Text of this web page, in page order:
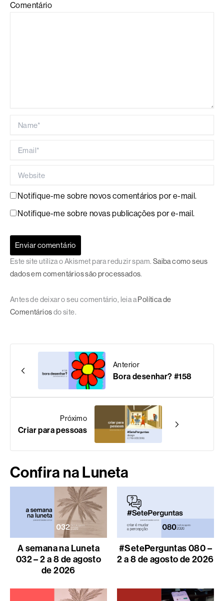
Comentário
Notifique-me sobre novos comentários por e-mail.
Notifique-me sobre novas publicações por e-mail.
Este site utiliza o Akismet para reduzir spam. Saiba como seus
dados em comentários são processados.
Antes de deixar o seu comentário, leia a Política de
Comentáriosdo site.
Anterior
Bora desenhar? #158
Próximo
Criar para pessoas
Confira na Luneta
A semana na Luneta
032 – 2 a 8 de agosto
de 2026
#SetePerguntas 080 –
2 a 8 de agosto de 2026